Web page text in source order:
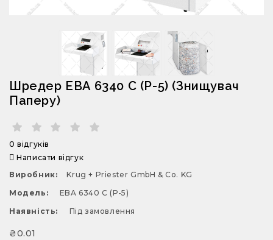
Шредер EBA 6340 C (P-5) (знищувач
Паперу)
0 відгуків
Написати відгук
Виробник:
Krug + Priester GmbH & Co. KG
Модель:
EBA 6340 C (Р-5)
Наявність:
Під замовлення
₴0.01